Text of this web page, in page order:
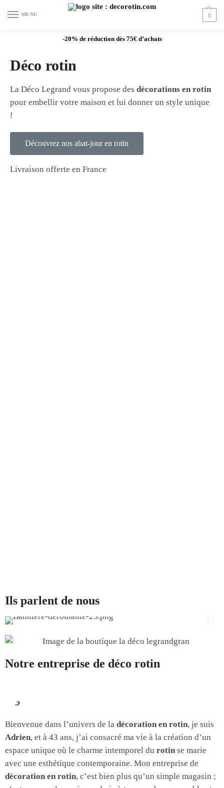
MENU 0
-20% de réduction dès 75€ d’achats
Déco rotin
La Déco Legrand vous propose des décorations en rotin
pour embellir votre maison et lui donner un style unique
!
Découvrez nos abat-jour en rotin
Livraison offerte en France
Ils parlent de nous
Notre entreprise de déco rotin
Bienvenue dans l’univers de la décoration en rotin, je suis
Adrien, et à 43 ans, j’ai consacré ma vie à la création d’un
espace unique où le charme intemporel du rotin se marie
avec une esthétique contemporaine. Mon entreprise de
décoration en rotin, c’est bien plus qu’un simple magasin ;